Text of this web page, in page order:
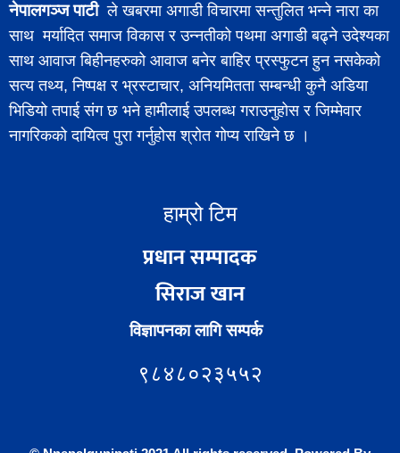
नेपालगञ्ज पाटीले खबरमा अगाडी विचारमा सन्तुलित भन्ने नारा का
साथ मर्यादित समाज विकास र उन्नतीको पथमा अगाडी बढ्ने उदेश्यका
साथ आवाज बिहीनहरुको आवाज बनेर बाहिर प्रस्फुटन हुन नसकेको
सत्य तथ्य, निष्पक्ष र भ्रस्टाचार, अनियमितता सम्बन्धी कुनै अडिया
भिडियो तपाई संग छ भने हामीलाई उपलब्ध गराउनुहोस र जिम्मेवार
नागरिकको दायित्व पुरा गर्नुहोस श्रोत गोप्य राखिने छ ।
हाम्रो टिम
प्रधान सम्पादक
सिराज खान
विज्ञापनका लागि सम्पर्क
९८४८०२३५५२